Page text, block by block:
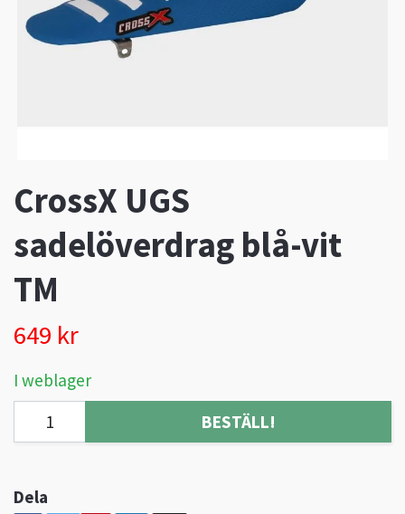
CrossX UGS
sadelöverdrag blå-vit
TM
649 kr
I weblager
BESTÄLL!
Dela